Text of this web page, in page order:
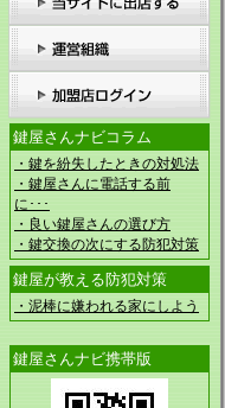
鍵屋さんナビコラム
・鍵を紛失したときの対処法
・鍵屋さんに電話する前
に･･･
・良い鍵屋さんの選び方
・鍵交換の次にする防犯対策
鍵屋が教える防犯対策
・泥棒に嫌われる家にしよう
鍵屋さんナビ携帯版